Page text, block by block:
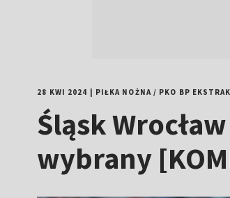
28 KWI 2024 PIŁKA NOŻNA/ PKO BP
Śląsk
wybrany